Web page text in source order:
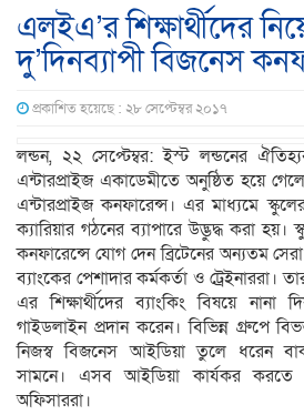
এলইএ’র শিক্ষার্থীদের
দু’দিনব্যাপী বিজনেস
প্রকাশিত হয়েছে : ২৮ সেপ্টেম্বর ২০১৭
লন্ডন, ২২ সেপ্টেম্বর: ইস্ট লন্ডনের
এন্টারপ্রাইজ একাডেমীতে অনুষ্ঠিত হয়ে
এন্টারপ্রাইজ কনফারেন্স। এর মাধ্যমে স্কুলের
ক্যারিয়ার গঠনের ব্যাপারে উদ্ভুদ্ধ করা হয়।
কনফারেন্সে যোগ দেন ব্রিটেনের অন্যতম
ব্যাংকের পেশাদার কর্মকর্তা ও ট্রেইনাররা।
এর শিক্ষার্থীদের ব্যাংকিং বিষয়ে নানা
গাইডলাইন প্রদান করেন। বিভিন্ন গ্রুপে
নিজস্ব বিজনেস আইডিয়া তুলে ধরেন
সামনে। এসব আইডিয়া কার্যকর করতে
অফিসাররা।